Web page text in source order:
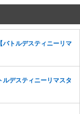
んのでご注意くだ
ぶ内容の書き込みがあ
ございますので、あら
バトルデスティニーリマ
ルデスティニーリマスタ